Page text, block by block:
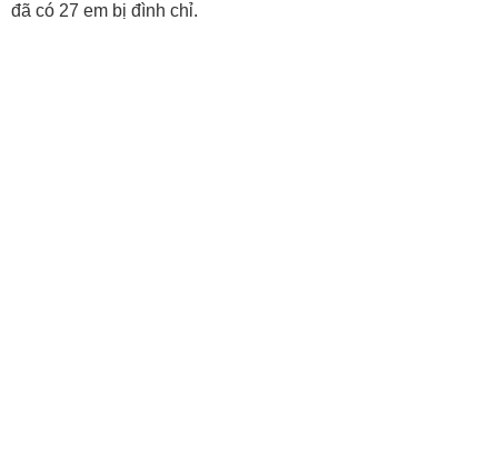
đã có 27 em bị đình chỉ.